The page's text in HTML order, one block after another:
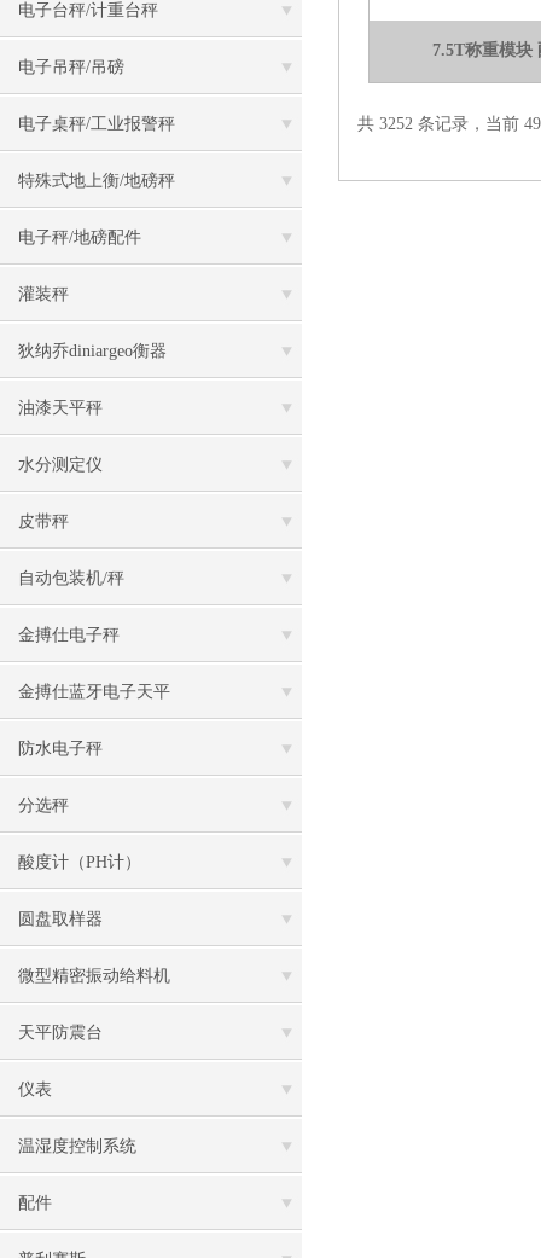
电子台秤/计重台秤
电子吊秤/吊磅
电子桌秤/工业报警秤
特殊式地上衡/地磅秤
电子秤/地磅配件
灌装秤
狄纳乔diniargeo衡器
油漆天平秤
水分测定仪
皮带秤
自动包装机/秤
金搏仕电子秤
金搏仕蓝牙电子天平
防水电子秤
分选秤
酸度计（PH计）
圆盘取样器
微型精密振动给料机
天平防震台
仪表
温湿度控制系统
配件
7.5T称重模块
共 3252 条记录，当前